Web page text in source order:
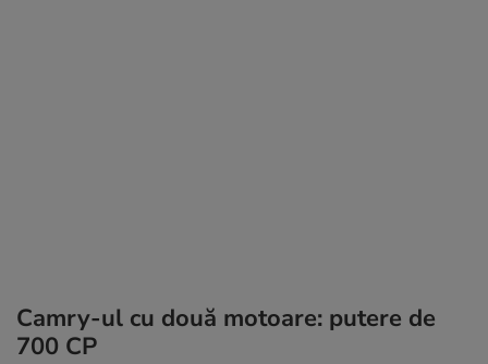
Camry-ul cu două motoare: putere de
700 CP